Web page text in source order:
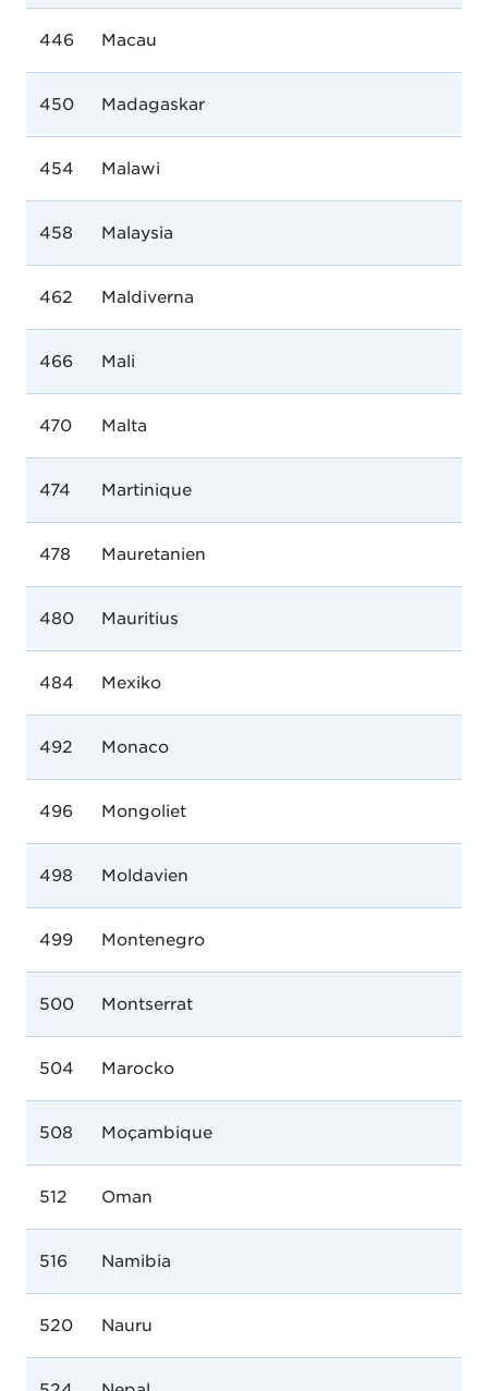
446 Macau
450 Madagaskar
454 Malawi
458 Malaysia
462 Maldiverna
466 Mali
470 Malta
474 Martinique
478 Mauretanien
480 Mauritius
484 Mexiko
492 Monaco
496 Mongoliet
498 Moldavien
499 Montenegro
500 Montserrat
504 Marocko
508 Moçambique
512 Oman
516 Namibia
520 Nauru